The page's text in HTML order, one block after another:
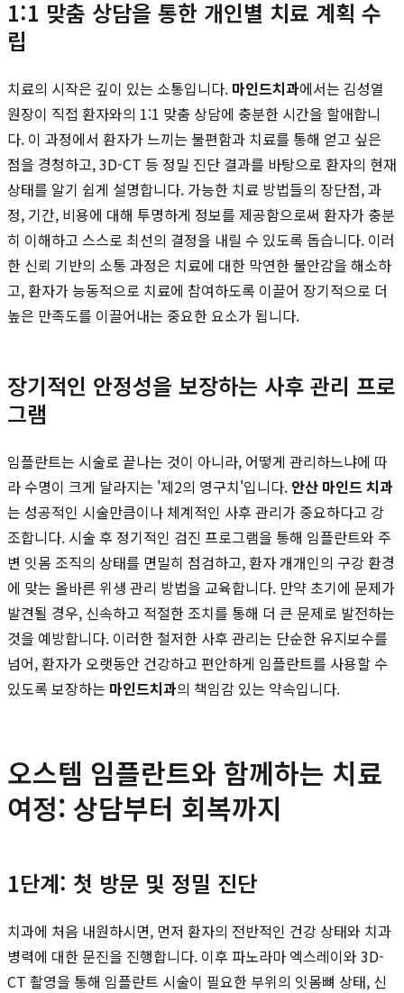
1:1 맞춤 상담을 통한 개인별 치료 계획 수
립
치료의 시작은 깊이 있는 소통입니다. 마인드치과에서는 김성열
원장이 직접 환자와의 1:1 맞춤 상담에 충분한 시간을 할애합니
다. 이 과정에서 환자가 느끼는 불편함과 치료를 통해 얻고 싶은
점을 경청하고, 3D-CT 등 정밀 진단 결과를 바탕으로 환자의 현재
상태를 알기 쉽게 설명합니다. 가능한 치료 방법들의 장단점, 과
정, 기간, 비용에 대해 투명하게 정보를 제공함으로써 환자가 충분
히 이해하고 스스로 최선의 결정을 내릴 수 있도록 돕습니다. 이러
한 신뢰 기반의 소통 과정은 치료에 대한 막연한 불안감을 해소하
고, 환자가 능동적으로 치료에 참여하도록 이끌어 장기적으로 더
높은 만족도를 이끌어내는 중요한 요소가 됩니다.
장기적인 안정성을 보장하는 사후 관리 프로
그램
임플란트는 시술로 끝나는 것이 아니라, 어떻게 관리하느냐에 따
라 수명이 크게 달라지는 '제2의 영구치'입니다. 안산 마인드 치과
는 성공적인 시술만큼이나 체계적인 사후 관리가 중요하다고 강
조합니다. 시술 후 정기적인 검진 프로그램을 통해 임플란트와 주
변 잇몸 조직의 상태를 면밀히 점검하고, 환자 개개인의 구강 환경
에 맞는 올바른 위생 관리 방법을 교육합니다. 만약 초기에 문제가
발견될 경우, 신속하고 적절한 조치를 통해 더 큰 문제로 발전하는
것을 예방합니다. 이러한 철저한 사후 관리는 단순한 유지보수를
넘어, 환자가 오랫동안 건강하고 편안하게 임플란트를 사용할 수
있도록 보장하는 마인드치과의 책임감 있는 약속입니다.
오스템 임플란트와 함께하는 치료
여정: 상담부터 회복까지
1단계: 첫 방문 및 정밀 진단
치과에 처음 내원하시면, 먼저 환자의 전반적인 건강 상태와 치과
병력에 대한 문진을 진행합니다. 이후 파노라마 엑스레이와 3D-
CT 촬영을 통해 임플란트 시술이 필요한 부위의 잇몸뼈 상태, 신